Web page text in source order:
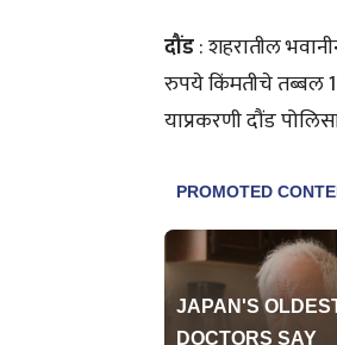
दौंड: शहरातील
रुपये किंमतीचे तब्बल
याप्रकरणी दौंड